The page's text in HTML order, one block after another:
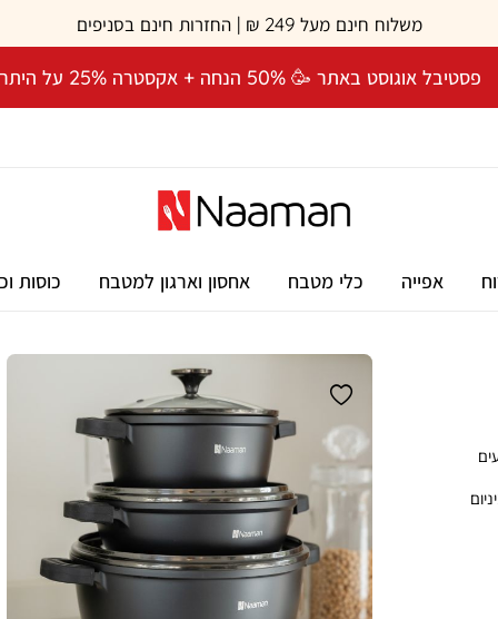
משלוח חינם מעל 249 ₪ | החזרות חינם בסניפים
פסטיבל אוגוסט באתר 🥳 50% הנחה + אקסטרה 25% על היתרה! 🎉
אפייה כלי מטבח אחסון וארגון למטבח כוסות